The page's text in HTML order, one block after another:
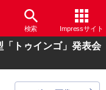
検索 Impressサイト
トゥインゴ」発表会